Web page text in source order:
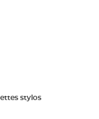
stylos